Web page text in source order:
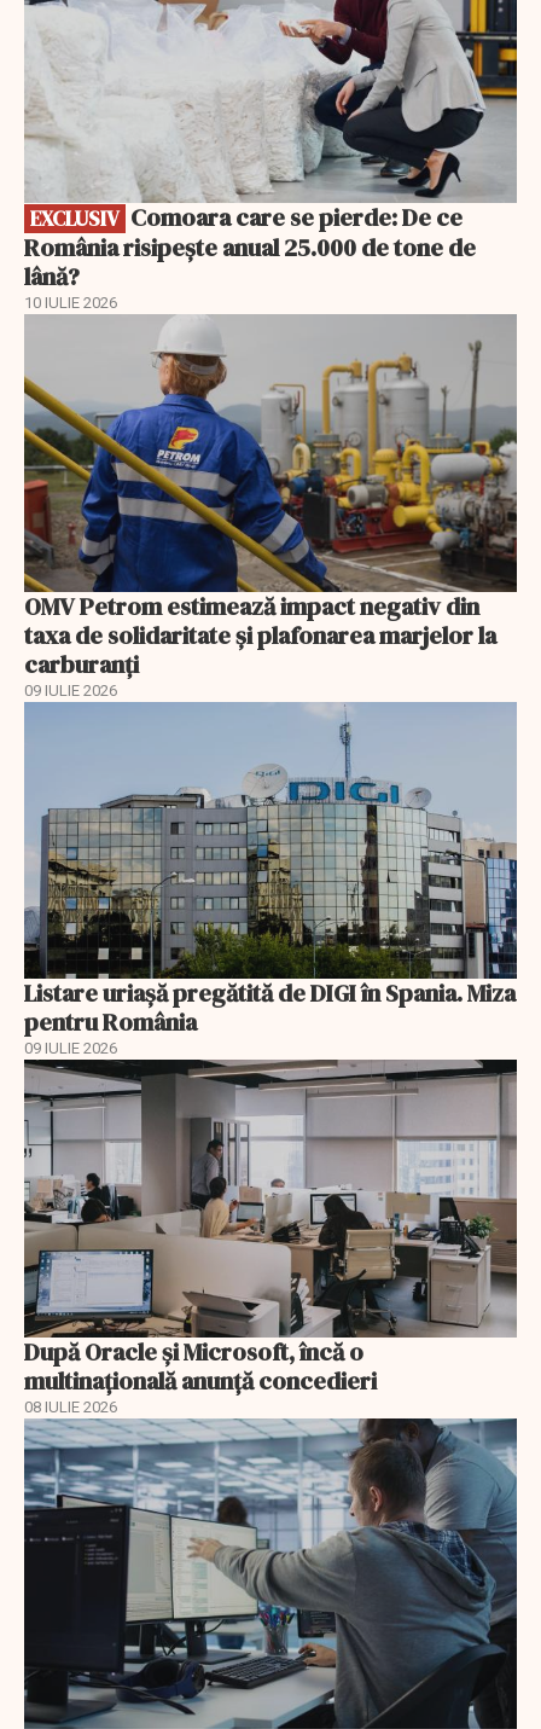
EXCLUSIV
România risipește anual 25.000 de tone de
lână?
10 IULIE 2026
OMV Petrom estimează impact negativ din
taxa de solidaritate și plafonarea marjelor la
carburanți
09 IULIE 2026
Listare uriașă pregătită de DIGI în Spania. Miza
pentru România
09 IULIE 2026
După Oracle şi Microsoft, încă o
multinaţională anunţă concedieri
08 IULIE 2026
EXCLUSIV